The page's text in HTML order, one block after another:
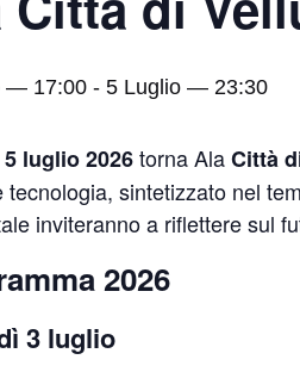
— 17:00 - 5 Luglio — 23:30
luglio 2026torna AlaCittà
tecnologia, sintetizzato nel
inviteranno a riflettere sul
2026
3 luglio